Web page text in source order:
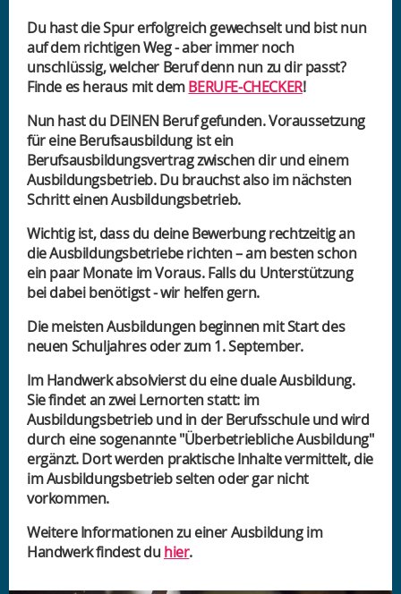
Du hast die Spur erfolgreich gewechselt und bist nun
auf dem richtigen Weg - aber immer noch
unschlüssig, welcher Beruf denn nun zu dir passt?
Finde es heraus mit demBERUFE-CHECKER!
Nun hast du DEINEN Beruf gefunden. Voraussetzung
für eine Berufsausbildung ist ein
Berufsausbildungsvertrag zwischen dir und einem
Ausbildungsbetrieb. Du brauchst also im nächsten
Schritt einen Ausbildungsbetrieb.
Wichtig ist, dass du deine Bewerbung rechtzeitig an
die Ausbildungsbetriebe richten – am besten schon
ein paar Monate im Voraus. Falls du Unterstützung
bei dabei benötigst - wir helfen gern.
Die meisten Ausbildungen beginnen mit Start des
neuen Schuljahres oder zum 1. September.
Im Handwerk absolvierst du eine duale Ausbildung.
Sie findet an zwei Lernorten statt: im
Ausbildungsbetrieb und in der Berufsschule und wird
durch eine sogenannte "Überbetriebliche Ausbildung"
ergänzt. Dort werden praktische Inhalte vermittelt, die
im Ausbildungsbetrieb selten oder gar nicht
vorkommen.
Weitere Informationen zu einer Ausbildung im
Handwerk findest du hier.